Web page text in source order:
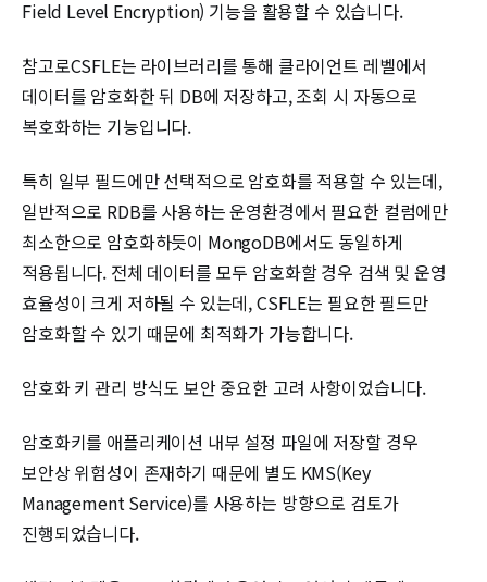
Field Level Encryption) 기능을 활용할 수 있습니다.
참고로CSFLE는 라이브러리를 통해 클라이언트 레벨에서
데이터를 암호화한 뒤 DB에 저장하고, 조회 시 자동으로
복호화하는 기능입니다.
특히 일부 필드에만 선택적으로 암호화를 적용할 수 있는데,
일반적으로 RDB를 사용하는 운영환경에서 필요한 컬럼에만
최소한으로 암호화하듯이 MongoDB에서도 동일하게
적용됩니다. 전체 데이터를 모두 암호화할 경우 검색 및 운영
효율성이 크게 저하될 수 있는데, CSFLE는 필요한 필드만
암호화할 수 있기 때문에 최적화가 가능합니다.
암호화 키 관리 방식도 보안 중요한 고려 사항이었습니다.
암호화키를 애플리케이션 내부 설정 파일에 저장할 경우
보안상 위험성이 존재하기 때문에 별도 KMS(Key
Management Service)를 사용하는 방향으로 검토가
진행되었습니다.